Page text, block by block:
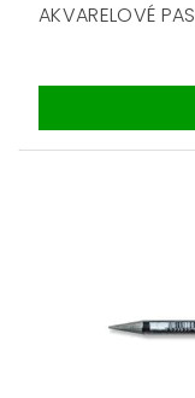
AKVARELOVÉ